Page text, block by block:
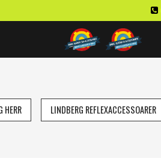
HERR LINDBERG REFLEXACCESSOARER